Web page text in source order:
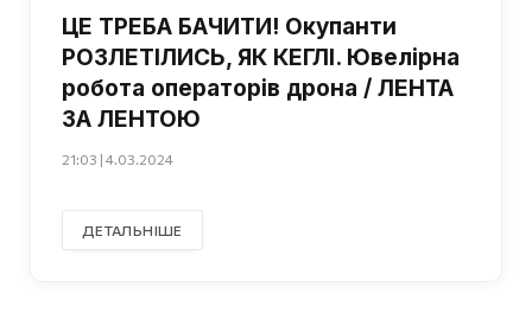
ЦЕ ТРЕБА БАЧИТИ! Окупанти
РОЗЛЕТІЛИСЬ, ЯК КЕГЛІ. Ювелірна
робота операторів дрона / ЛЕНТА
ЗА ЛЕНТОЮ
21:03 | 4.03.2024
ДЕТАЛЬНІШЕ